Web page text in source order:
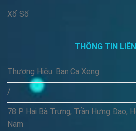
Xổ Số
THÔNG TIN
Thương Hiệu: Ban Ca Xeng
/
78 P. Hai Bà Trưng, Trần Hưng Đạo,
Nam